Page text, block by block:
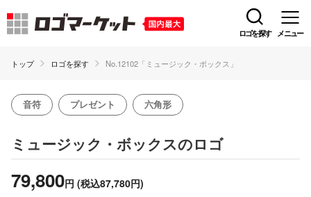
ロゴを探す メニュー
トップ ロゴを探す No.12102「ミュージック・ボックス」
音符 プレゼント 六角形
ミュージック・ボックスのロゴ
79,800円 (税込87,780円)